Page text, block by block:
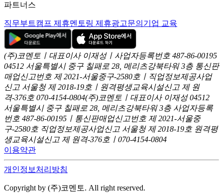
파트너스
직무부트캠프 제휴멘토링 제휴광고문의 기업 교육
(주)코멘토ㅣ대표이사 이재성ㅣ사업자등록번호 487-86-00195
04512 서울특별시 중구 칠패로 28, 메리츠강북타워 3층 통신판
매업신고번호 제 2021-서울중구-2580호ㅣ직업정보제공사업
신고 서울청 제 2018-19호ㅣ원격평생교육시설신고 제 원
격-376호 070-4154-0804(주)코멘토ㅣ대표이사 이재성 04512
서울특별시 중구 칠패로 28, 메리츠강북타워 3층 사업자등록
번호 487-86-00195ㅣ통신판매업신고번호 제 2021-서울중
구-2580호 직업정보제공사업신고 서울청 제 2018-19호 원격평
생교육시설신고 제 원격-376호ㅣ070-4154-0804
이용약관
개인정보처리방침
Copyright by (주)코멘토. All right reserved.